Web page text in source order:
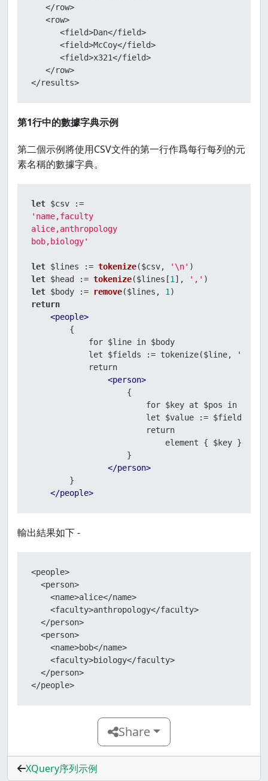
   </row>
   <row>
      <field>Dan</field>
      <field>McCoy</field>
      <field>x321</field>
   </row>
</results>
第1行中的數據字典示例
第二個示例將使用CSV文件的第一行作爲每行每列的元
素名稱的數據字典。
let
'name,faculty
alice,anthropology
bob,biology'
let $lines := tokenize($csv, '\n'
let $head := tokenize($lines[1 ], ','
let $body := remove($lines, 1
return
<people>
        {
            for $line in $body
            let $fields := tokenize($line, ',')
            return
<person>
                    {
                        for $key at $pos in $head
let $value :=
                        return
element { $key } {
                    }
</person>
        }
</people>
輸出結果如下 -
<people>
  <person>
    <name>alice</name>
    <faculty>anthropology</faculty>
  </person>
  <person>
    <name>bob</name>
    <faculty>biology</faculty>
  </person>
</people>
Share
XQuery序列示例